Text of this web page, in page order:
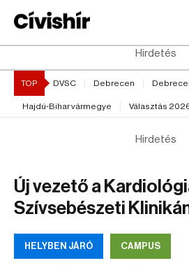
Hirdetés
TOP DVSC Debrecen
Hajdú-Bihar vármegye Választás
Hirdetés
Új vezető a
Szívsebészeti
HELYBEN JÁRÓ CAMPUS